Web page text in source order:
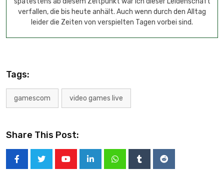
verfallen, die bis heute anhält. Auch wenn durch den Alltag
leider die Zeiten von verspielten Tagen vorbei sind.
Tags:
gamescom video games live
Share This Post: